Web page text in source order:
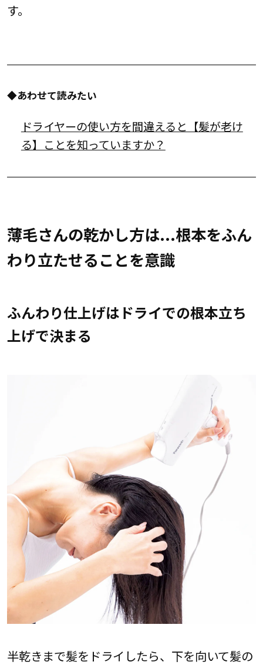
す。
◆あわせて読みたい
ドライヤーの使い方を間違えると【髪が老け
る】ことを知っていますか？
薄毛さんの乾かし方は...根本をふん
わり立たせることを意識
ふんわり仕上げはドライでの根本立ち
上げで決まる
半乾きまで髪をドライしたら、下を向いて髪の